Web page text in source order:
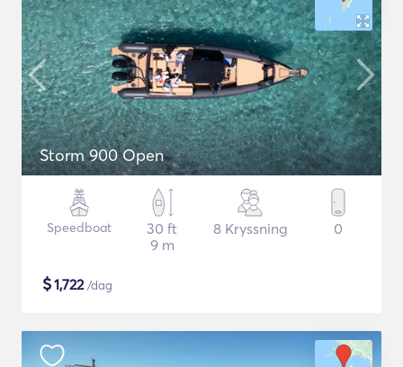
Storm 900 Open
Speedboat
30 ft
9 m
8 Kryssning 0
$1,722/dag